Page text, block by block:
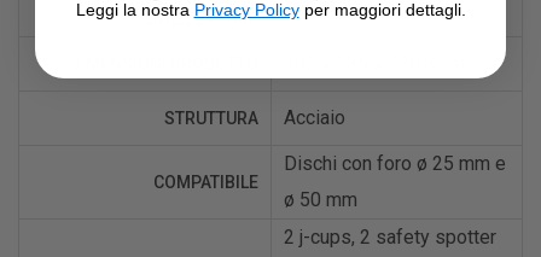
UTILIZZATORE
STRUTTURA Acciaio
COMPATIBILE
Dischi con foro ø 25 mm e
ø 50 mm
2 j-cups, 2 safety spotter
Leggi la nostra Privacy Policyper maggiori dettagli.